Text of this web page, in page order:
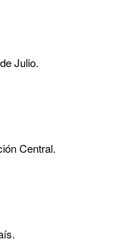
Julio.
Central.